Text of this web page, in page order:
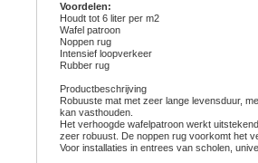
Voordelen:
Houdt tot 6 liter per m2
Wafel patroon
Noppen rug
Intensief loopverkeer
Rubber rug
Productbeschrijving
Robuuste mat met zeer lange levensduur,
kan vasthouden.
Het verhoogde wafelpatroon werkt
zeer robuust. De noppen rug voorkomt het
Voor installaties in entrees van scholen,